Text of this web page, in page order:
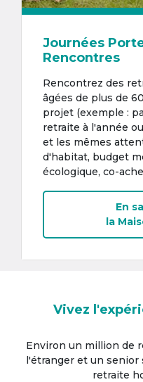
Journées
Rencontres
Rencontrez des
âgées de plus de
projet (exemple :
retraite à l'année
et les mêmes
d'habitat, budget
écologique, co-
En
la
Vivez
Environ un million de
l'étrangeret un senior
retraite